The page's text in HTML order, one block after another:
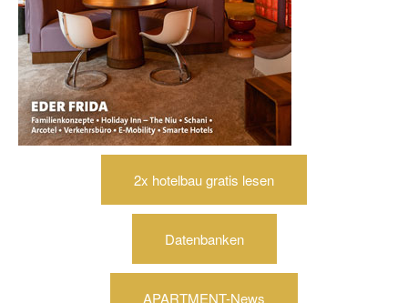
2x hotelbau gratis lesen
Datenbanken
APARTMENT-News